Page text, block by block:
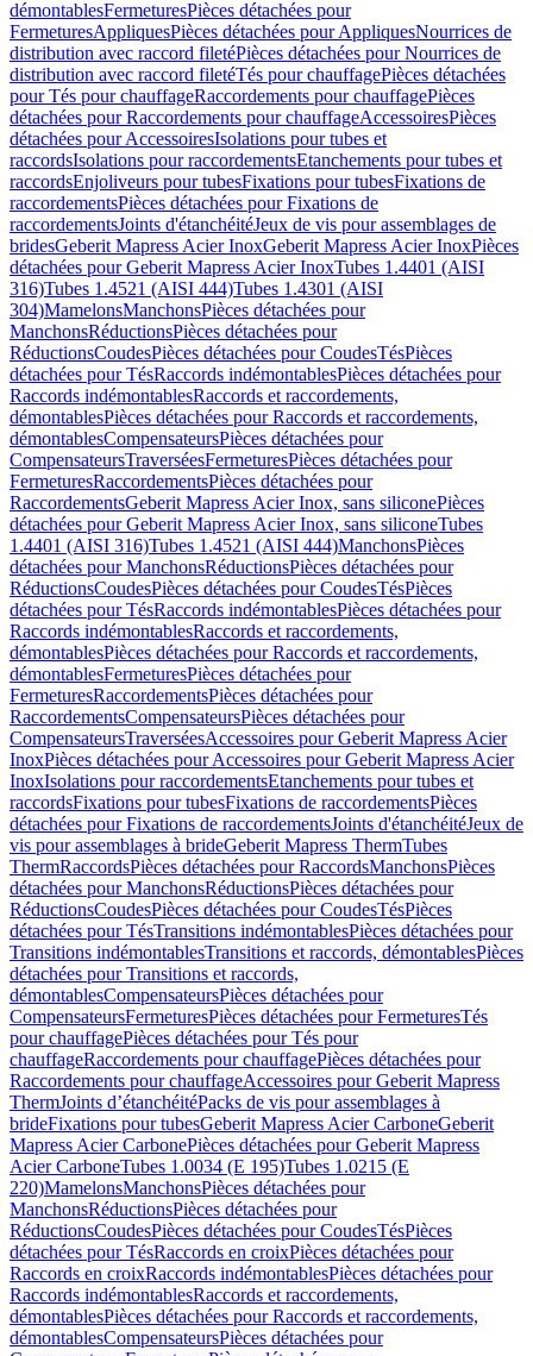
démontablesFermeturesPièces détachées pour
FermeturesAppliquesPièces détachées pour AppliquesNourrices de
distribution avec raccord filetéPièces détachées pour Nourrices de
distribution avec raccord filetéTés pour chauffagePièces détachées
pour Tés pour chauffageRaccordements pour chauffagePièces
détachées pour Raccordements pour chauffageAccessoiresPièces
détachées pour AccessoiresIsolations pour tubes et
raccordsIsolations pour raccordementsEtanchements pour tubes et
raccordsEnjoliveurs pour tubesFixations pour tubesFixations de
raccordementsPièces détachées pour Fixations de
raccordementsJoints d'étanchéitéJeux de vis pour assemblages de
bridesGeberit Mapress Acier InoxGeberit Mapress Acier InoxPièces
détachées pour Geberit Mapress Acier InoxTubes 1.4401 (AISI
316)Tubes 1.4521 (AISI 444)Tubes 1.4301 (AISI
304)MamelonsManchonsPièces détachées pour
ManchonsRéductionsPièces détachées pour
RéductionsCoudesPièces détachées pour CoudesTésPièces
détachées pour TésRaccords indémontablesPièces détachées pour
Raccords indémontablesRaccords et raccordements,
démontablesPièces détachées pour Raccords et raccordements,
démontablesCompensateursPièces détachées pour
CompensateursTraverséesFermeturesPièces détachées pour
FermeturesRaccordementsPièces détachées pour
RaccordementsGeberit Mapress Acier Inox, sans siliconePièces
détachées pour Geberit Mapress Acier Inox, sans siliconeTubes
1.4401 (AISI 316)Tubes 1.4521 (AISI 444)ManchonsPièces
détachées pour ManchonsRéductionsPièces détachées pour
RéductionsCoudesPièces détachées pour CoudesTésPièces
détachées pour TésRaccords indémontablesPièces détachées pour
Raccords indémontablesRaccords et raccordements,
démontablesPièces détachées pour Raccords et raccordements,
démontablesFermeturesPièces détachées pour
FermeturesRaccordementsPièces détachées pour
RaccordementsCompensateursPièces détachées pour
CompensateursTraverséesAccessoires pour Geberit Mapress Acier
InoxPièces détachées pour Accessoires pour Geberit Mapress Acier
InoxIsolations pour raccordementsEtanchements pour tubes et
raccordsFixations pour tubesFixations de raccordementsPièces
détachées pour Fixations de raccordementsJoints d'étanchéitéJeux de
vis pour assemblages à brideGeberit Mapress ThermTubes
ThermRaccordsPièces détachées pour RaccordsManchonsPièces
détachées pour ManchonsRéductionsPièces détachées pour
RéductionsCoudesPièces détachées pour CoudesTésPièces
détachées pour TésTransitions indémontablesPièces détachées pour
Transitions indémontablesTransitions et raccords, démontablesPièces
détachées pour Transitions et raccords,
démontablesCompensateursPièces détachées pour
CompensateursFermeturesPièces détachées pour FermeturesTés
pour chauffagePièces détachées pour Tés pour
chauffageRaccordements pour chauffagePièces détachées pour
Raccordements pour chauffageAccessoires pour Geberit Mapress
ThermJoints d’étanchéitéPacks de vis pour assemblages à
brideFixations pour tubesGeberit Mapress Acier CarboneGeberit
Mapress Acier CarbonePièces détachées pour Geberit Mapress
Acier CarboneTubes 1.0034 (E 195)Tubes 1.0215 (E
220)MamelonsManchonsPièces détachées pour
ManchonsRéductionsPièces détachées pour
RéductionsCoudesPièces détachées pour CoudesTésPièces
détachées pour TésRaccords en croixPièces détachées pour
Raccords en croixRaccords indémontablesPièces détachées pour
Raccords indémontablesRaccords et raccordements,
démontablesPièces détachées pour Raccords et raccordements,
démontablesCompensateursPièces détachées pour